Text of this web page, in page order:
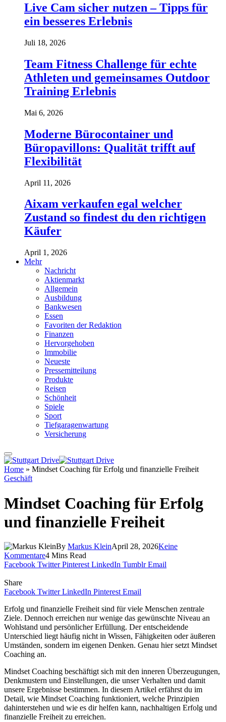
Live Cam sicher nutzen – Tipps für
ein besseres Erlebnis
Juli 18, 2026
Team Fitness Challenge für echte
Athleten und gemeinsames Outdoor
Training Erlebnis
Mai 6, 2026
Moderne Bürocontainer und
Büropavillons: Qualität trifft auf
Flexibilität
April 11, 2026
Aixam verkaufen egal welcher
Zustand so findest du den richtigen
Käufer
April 1, 2026
Mehr
Nachricht
Aktienmarkt
Allgemein
Ausbildung
Bankwesen
Essen
Favoriten der Redaktion
Finanzen
Hervorgehoben
Immobilie
Neueste
Pressemitteilung
Produkte
Reisen
Schönheit
Spiele
Sport
Tiefgaragenwartung
Versicherung
Home » Mindset Coaching für Erfolg und finanzielle Freiheit
Geschäft
Mindset Coaching für Erfolg
und finanzielle Freiheit
By Markus KleinApril 28, 2026Keine
Kommentare4 Mins Read
Facebook Twitter Pinterest LinkedIn Tumblr Email
Share
Facebook Twitter LinkedIn Pinterest Email
Erfolg und finanzielle Freiheit sind für viele Menschen zentrale
Ziele. Dennoch erreichen nur wenige das gewünschte Niveau an
Wohlstand und persönlicher Erfüllung. Der entscheidende
Unterschied liegt häufig nicht in Wissen, Fähigkeiten oder äußeren
Umständen, sondern im eigenen Denken. Genau hier setzt Mindset
Coaching an.
Mindset Coaching beschäftigt sich mit den inneren Überzeugungen,
Denkmustern und Einstellungen, die unser Verhalten und damit
unsere Ergebnisse bestimmen. In diesem Artikel erfährst du im
Detail, wie Mindset Coaching funktioniert, welche Prinzipien
dahinterstehen und wie es dir helfen kann, nachhaltigen Erfolg und
finanzielle Freiheit zu erreichen.